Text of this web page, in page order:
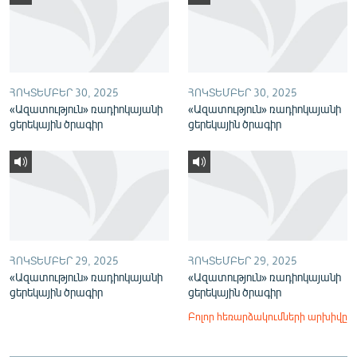
ՀԵՏԵՎԵՔ ՄԵԶ
ՀՈԿՏԵՄԲԵՐ 30, 2025
«Ազատություն» ռադիոկայանի
ցերեկային ծրագիր
ՀՈԿՏԵՄԲԵՐ 30, 2025
«Ազատություն» ռադիոկայանի
ցերեկային ծրագիր
ՀՈԿՏԵՄԲԵՐ 29, 2025
«Ազատություն» ռադիոկայանի
ցերեկային ծրագիր
ՀՈԿՏԵՄԲԵՐ 29, 2025
«Ազատություն» ռադիոկայանի
ցերեկային ծրագիր
Բոլոր հեռարձակումների արխիվը